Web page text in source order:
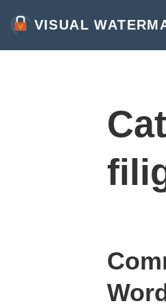
VISUAL
AJOUTER UN
AJOUTER UN
PLUS D'OUTILS:
FILIGRANE EN
RECADRER LES
AJOUTER DU
AJOUTER UN